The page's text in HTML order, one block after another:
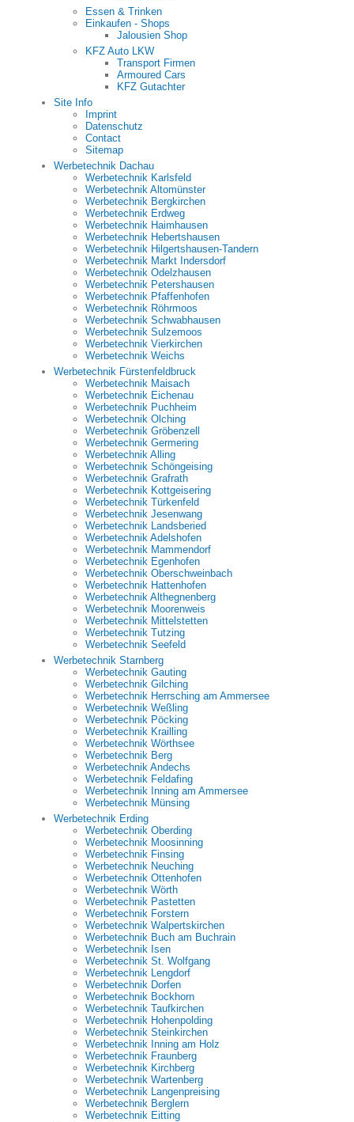
Essen & Trinken
Einkaufen - Shops
Jalousien Shop
KFZ Auto LKW
Transport Firmen
Armoured Cars
KFZ Gutachter
Site Info
Imprint
Datenschutz
Contact
Sitemap
Werbetechnik Dachau
Werbetechnik Karlsfeld
Werbetechnik Altomünster
Werbetechnik Bergkirchen
Werbetechnik Erdweg
Werbetechnik Haimhausen
Werbetechnik Hebertshausen
Werbetechnik Hilgertshausen-Tandern
Werbetechnik Markt Indersdorf
Werbetechnik Odelzhausen
Werbetechnik Petershausen
Werbetechnik Pfaffenhofen
Werbetechnik Röhrmoos
Werbetechnik Schwabhausen
Werbetechnik Sulzemoos
Werbetechnik Vierkirchen
Werbetechnik Weichs
Werbetechnik Fürstenfeldbruck
Werbetechnik Maisach
Werbetechnik Eichenau
Werbetechnik Puchheim
Werbetechnik Olching
Werbetechnik Gröbenzell
Werbetechnik Germering
Werbetechnik Alling
Werbetechnik Schöngeising
Werbetechnik Grafrath
Werbetechnik Kottgeisering
Werbetechnik Türkenfeld
Werbetechnik Jesenwang
Werbetechnik Landsberied
Werbetechnik Adelshofen
Werbetechnik Mammendorf
Werbetechnik Egenhofen
Werbetechnik Oberschweinbach
Werbetechnik Hattenhofen
Werbetechnik Althegnenberg
Werbetechnik Moorenweis
Werbetechnik Mittelstetten
Werbetechnik Tutzing
Werbetechnik Seefeld
Werbetechnik Starnberg
Werbetechnik Gauting
Werbetechnik Gilching
Werbetechnik Herrsching am Ammersee
Werbetechnik Weßling
Werbetechnik Pöcking
Werbetechnik Krailling
Werbetechnik Wörthsee
Werbetechnik Berg
Werbetechnik Andechs
Werbetechnik Feldafing
Werbetechnik Inning am Ammersee
Werbetechnik Münsing
Werbetechnik Erding
Werbetechnik Oberding
Werbetechnik Moosinning
Werbetechnik Finsing
Werbetechnik Neuching
Werbetechnik Ottenhofen
Werbetechnik Wörth
Werbetechnik Pastetten
Werbetechnik Forstern
Werbetechnik Walpertskirchen
Werbetechnik Buch am Buchrain
Werbetechnik Isen
Werbetechnik St. Wolfgang
Werbetechnik Lengdorf
Werbetechnik Dorfen
Werbetechnik Bockhorn
Werbetechnik Taufkirchen
Werbetechnik Hohenpolding
Werbetechnik Steinkirchen
Werbetechnik Inning am Holz
Werbetechnik Fraunberg
Werbetechnik Kirchberg
Werbetechnik Wartenberg
Werbetechnik Langenpreising
Werbetechnik Berglern
Werbetechnik Eitting